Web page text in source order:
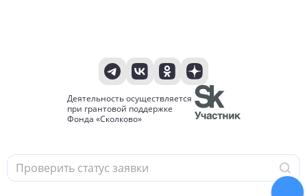
Деятельность осуществляется
при грантовой поддержке
Фонда «Сколково»